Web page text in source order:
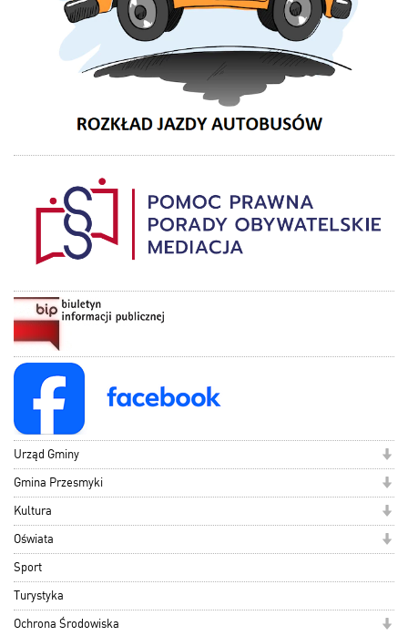
Urząd Gminy
Gmina Przesmyki
Kultura
Oświata
Sport
Turystyka
Ochrona Środowiska